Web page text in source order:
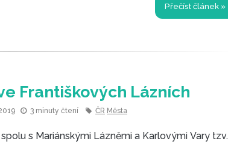
Přečíst článek »
Františkových Lázních
3 minuty čtení ČR Města
s Mariánskými Lázněmi a Karlovými Vary tzv.